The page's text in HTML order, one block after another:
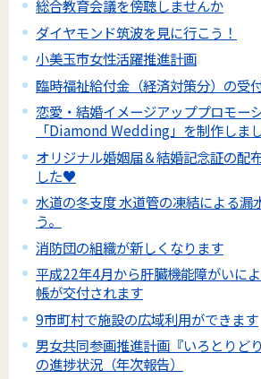
総合教育会議を傍聴しませんか
ダイヤモンド筑波を見に行こう！
小美玉市女性活躍推進計画
臨時福祉給付金（経済対策分）の受
恋愛・結婚イメージアッププロモー
「Diamond Wedding」を制作しま
オリジナル婚姻届＆結婚記念証の配
した♥
水道の冬支度 水道管の凍結による漏
う。
消防団の組織が新しくなります
平成22年4月から肝臓機能障がいに
帳が交付されます
9市町村で施設の広域利用ができます
男女共同参画推進計画『いろとりど
の進捗状況（年次報告）